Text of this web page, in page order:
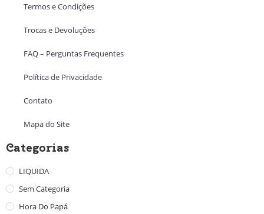
Termos e Condições
Trocas e Devoluções
FAQ – Perguntas Frequentes
Política de Privacidade
Contato
Mapa do Site
Categorias
LIQUIDA
Sem Categoria
Hora Do Papá